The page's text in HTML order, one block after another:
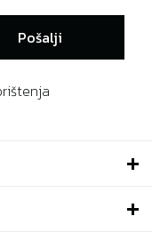
Pošalji